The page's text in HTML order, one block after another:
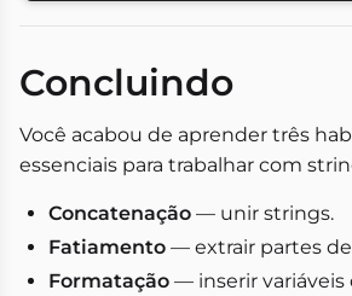
Concluindo
Você acabou de aprender três
essenciais para trabalhar com
Concatenação — unir strings.
Fatiamento — extrair partes
Formatação — inserir variáveis